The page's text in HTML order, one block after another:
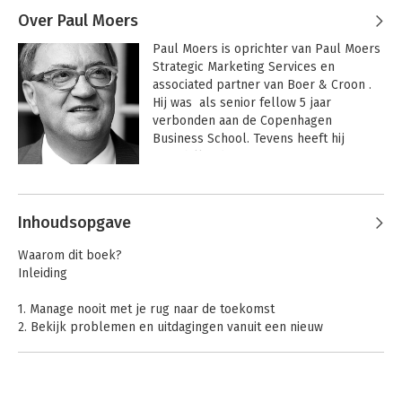
Over Paul Moers
Paul Moers is oprichter van Paul Moers
Strategic Marketing Services en
associated partner van Boer & Croon .
Hij was  als senior fellow 5 jaar
verbonden aan de Copenhagen
Business School. Tevens heeft hij
waaronder bij Unilever, Albert Heijn en
beste marketeers in Nederland
(Tijdschrift van marketing).
Andere boeken door Paul Moers
Inhoudsopgave
Waarom dit boek?
Inleiding
1. Manage nooit met je rug naar de toekomst
2. Bekijk problemen en uitdagingen vanuit een nieuw